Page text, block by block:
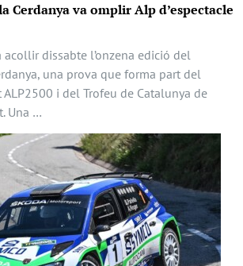
Cerdanya va omplir Alp d’espectacle
acollir dissabte l’onzena edició del
una prova que forma part del
i del Trofeu de Catalunya de
Una …